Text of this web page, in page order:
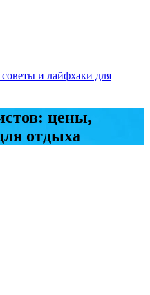
и лайфхаки для
цены,
отдыха